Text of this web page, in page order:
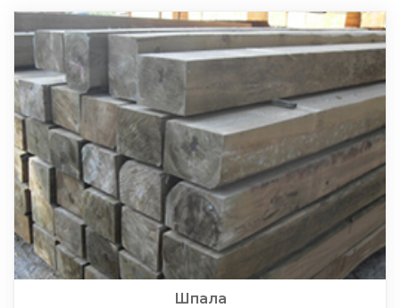
Шпала